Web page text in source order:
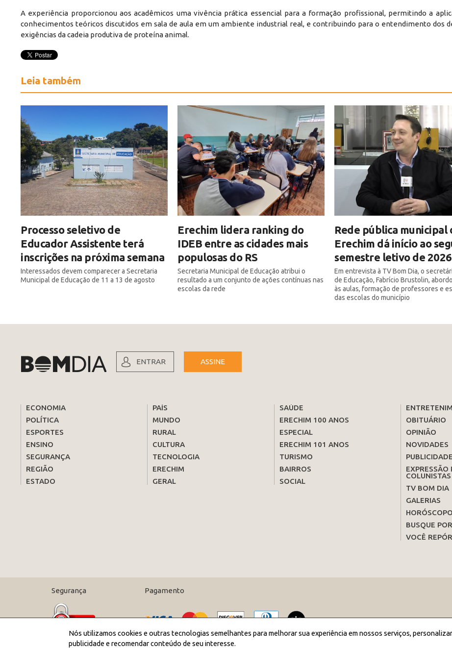
A experiência proporcionou aos acadêmicos uma vivência prática essencial para a formação profissional, permitindo a
conhecimentos teóricos discutidos em sala de aula em um ambiente industrial real, e contribuindo para o entendimento dos
exigências da cadeia produtiva de proteína animal.
Leia também
Processo seletivo de
Educador Assistente terá
inscrições na próxima semana
Interessados devem comparecer a Secretaria
Municipal de Educação de 11 a 13 de agosto
Erechim lidera ranking do
IDEB entre as cidades mais
populosas do RS
Secretaria Municipal de Educação atribui o
resultado a um conjunto de ações contínuas nas
escolas da rede
Rede pública municipal
Erechim dá início ao
semestre letivo de 2026
Em entrevista à TV Bom Dia, o
de Educação, Fabrício Brustolin,
às aulas, formação de professores e
das escolas do município
ENTRAR ASSINE
ECONOMIA
POLÍTICA
ESPORTES
ENSINO
SEGURANÇA
REGIÃO
ESTADO
PAÍS
MUNDO
RURAL
CULTURA
TECNOLOGIA
ERECHIM
GERAL
SAÚDE
ERECHIM 100 ANOS
ESPECIAL
ERECHIM 101 ANOS
TURISMO
BAIRROS
SOCIAL
OBITUÁRIO
OPINIÃO
NOVIDADES
EXPRESSÃO
COLUNISTAS
TV BOM DIA
GALERIAS
HORÓSCOPO
BUSQUE
VOCÊ
Segurança Pagamento
Nós utilizamos cookies e outras tecnologias semelhantes para melhorar sua experiência em nossos serviços,
publicidade e recomendar conteúdo de seu interesse.